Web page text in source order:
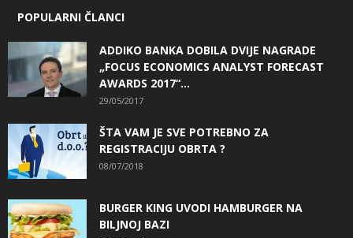
POPULARNI ČLANCI
ADDIKO BANKA DOBILA DVIJE NAGRADE
„FOCUS ECONOMICS ANALYST FORECAST
AWARDS 2017“...
29/05/2017
ŠTA VAM JE SVE POTREBNO ZA
REGISTRACIJU OBRTA ?
08/07/2018
BURGER KING UVODI HAMBURGER NA
BILJNOJ BAZI